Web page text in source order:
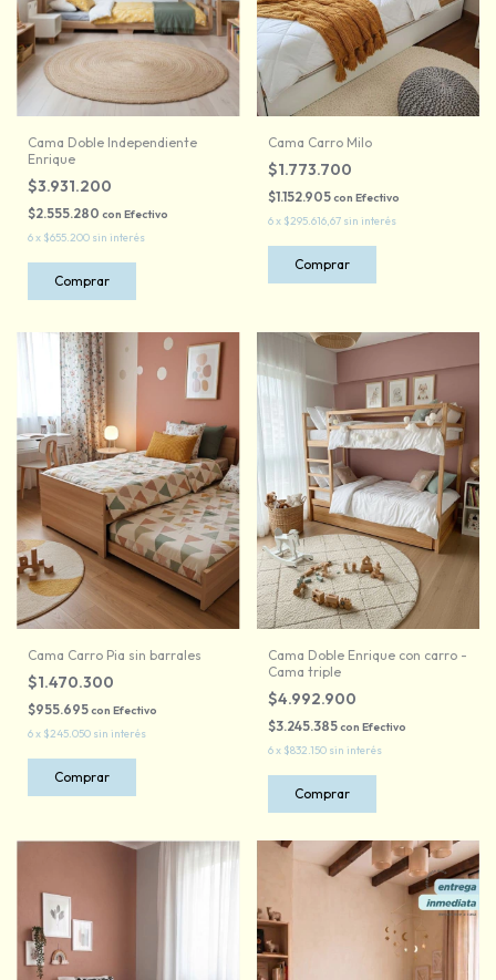
Cama Doble Independiente
Enrique
$3.931.200
$2.555.280 con Efectivo
6x $655.200 sin interés
Cama Carro Milo
$1.773.700
$1.152.905con Efectivo
6x $295.616,67 sin interés
Comprar
Cama Carro Pia sin barrales
$1.470.300
$955.695con Efectivo
6x $245.050 sin interés
Comprar
Cama Doble Enrique con carro -
Cama triple
$4.992.900
$3.245.385con Efectivo
6x $832.150 sin interés
Comprar